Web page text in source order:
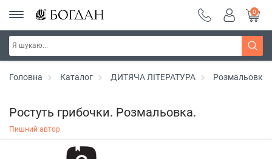
0
Головна Каталог ДИТЯЧА ЛІТЕРАТУРА Розмальовки
Ростуть грибочки. Розмальовка.
Пишний автор